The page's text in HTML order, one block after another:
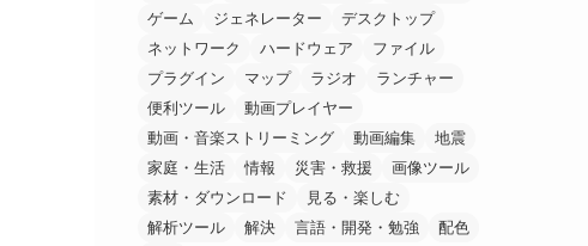
ゲーム
ジェネレーター
デスクトップ
ネットワーク
ハードウェア
ファイル
プラグイン
マップ ラジオ
ランチャー
便利ツール
動画プレイヤー
動画・音楽ストリーミング
動画編集
地震
家庭・生活
情報 災害・救援
画像ツール
素材・ダウンロード
見る・楽しむ
解析ツール
解決 言語・開発・勉強
配色